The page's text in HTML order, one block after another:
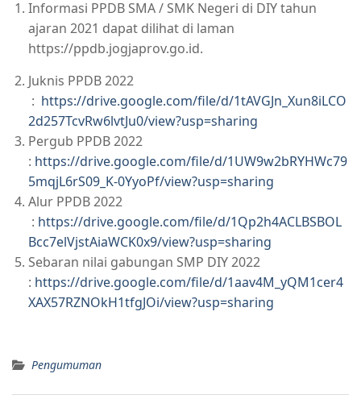
Informasi PPDB SMA / SMK Negeri di DIY tahun
ajaran 2021 dapat dilihat di laman
https://ppdb.jogjaprov.go.id.
Juknis PPDB 2022
: https://drive.google.com/file/d/1tAVGJn_Xun8iLCO
2d257TcvRw6lvtJu0/view?usp=sharing
Pergub PPDB 2022
: https://drive.google.com/file/d/1UW9w2bRYHWc79
5mqjL6rS09_K-0YyoPf/view?usp=sharing
Alur PPDB 2022
: https://drive.google.com/file/d/1Qp2h4ACLBSBOL
Bcc7elVjstAiaWCK0x9/view?usp=sharing
Sebaran nilai gabungan SMP DIY 2022
: https://drive.google.com/file/d/1aav4M_yQM1cer4
XAX57RZNOkH1tfgJOi/view?usp=sharing
Pengumuman